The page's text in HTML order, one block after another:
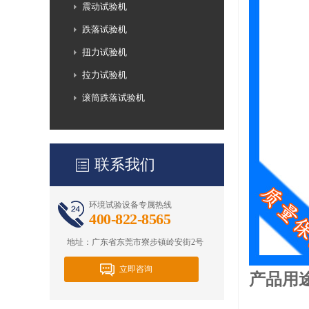
震动试验机
跌落试验机
扭力试验机
拉力试验机
滚筒跌落试验机
联系我们
环境试验设备专属热线
400-822-8565
地址：广东省东莞市寮步镇岭安街2号
立即咨询
产品用